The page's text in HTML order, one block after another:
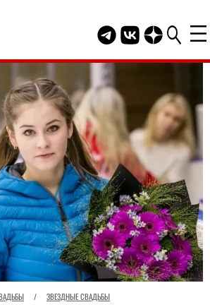
Telegram канал
Группа HELLO
Канал
/ ЗВЕЗДНЫЕ СВАДЬБЫ